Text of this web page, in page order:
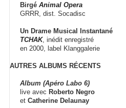
Birgé Animal Opera
GRRR, dist. Socadisc
Un Drame Musical Instantané
TCHAK, inédit enregistré
en 2000, label Klanggalerie
AUTRES ALBUMS RÉCENTS
Album (Apéro Labo 6)
live avec Roberto Negro
et Catherine Delaunay